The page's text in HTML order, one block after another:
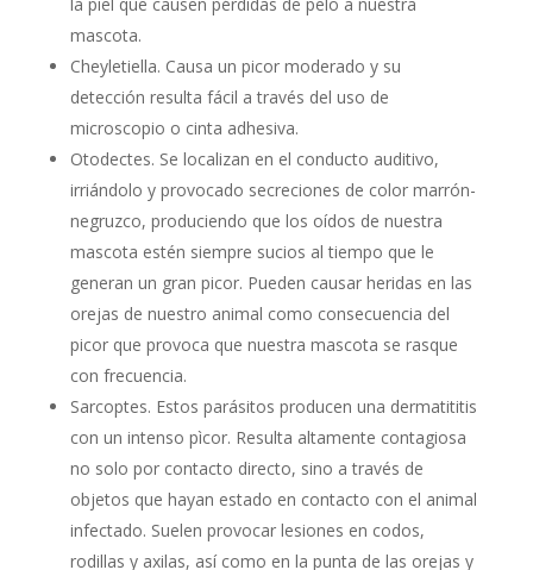
la piel que causen pérdidas de pelo a nuestra
mascota.
Cheyletiella. Causa un picor moderado y su
detección resulta fácil a través del uso de
microscopio o cinta adhesiva.
Otodectes. Se localizan en el conducto auditivo,
irriándolo y provocado secreciones de color marrón-
negruzco, produciendo que los oídos de nuestra
mascota estén siempre sucios al tiempo que le
generan un gran picor. Pueden causar heridas en las
orejas de nuestro animal como consecuencia del
picor que provoca que nuestra mascota se rasque
con frecuencia.
Sarcoptes. Estos parásitos producen una dermatititis
con un intenso pìcor. Resulta altamente contagiosa
no solo por contacto directo, sino a través de
objetos que hayan estado en contacto con el animal
infectado. Suelen provocar lesiones en codos,
rodillas y axilas, así como en la punta de las orejas y